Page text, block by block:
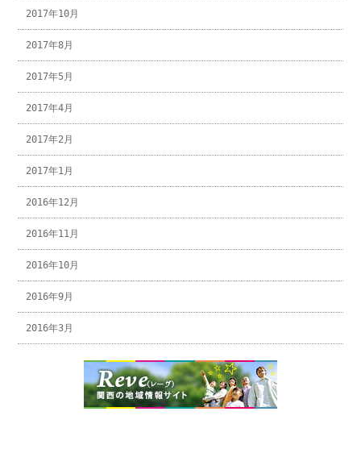
2017年10月
2017年8月
2017年5月
2017年4月
2017年2月
2017年1月
2016年12月
2016年11月
2016年10月
2016年9月
2016年3月